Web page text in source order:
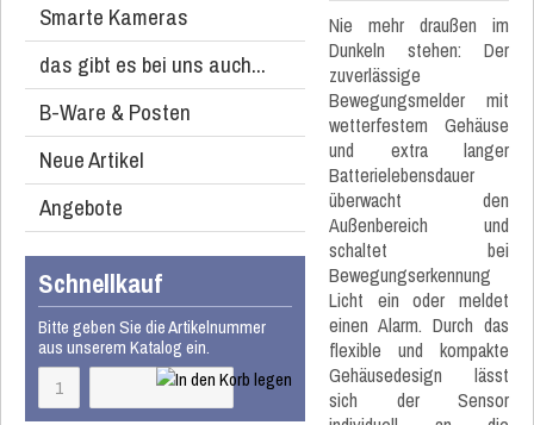
Smarte Kameras
das gibt es bei uns auch...
B-Ware & Posten
Neue Artikel
Angebote
Schnellkauf
Bitte geben Sie die Artikelnummer
aus unserem Katalog ein.
Nie mehr draußen im
Dunkeln stehen: Der
zuverlässige
Bewegungsmelder mit
wetterfestem Gehäuse
und extra langer
Batterielebensdauer
überwacht den
Außenbereich und
schaltet bei
Bewegungserkennung
Licht ein oder meldet
einen Alarm. Durch das
flexible und kompakte
Gehäusedesign lässt
sich der Sensor